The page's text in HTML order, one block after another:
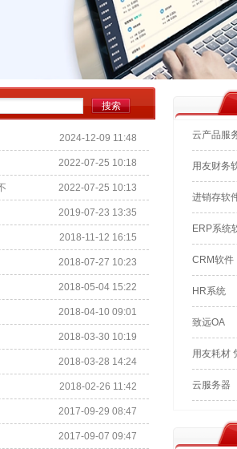
财
2024-12-09 11:48
2022-07-25 10:18
2022-07-25 10:13
2019-07-23 13:35
2018-11-12 16:15
2018-07-27 10:23
2018-05-04 15:22
2018-04-10 09:01
2018-03-30 10:19
2018-03-28 14:24
2018-02-26 11:42
2017-09-29 08:47
2017-09-07 09:47
云产品服
用友财务
进销存软
ERP系统
CRM软件
HR系统
致远OA
用友耗材
云服务器